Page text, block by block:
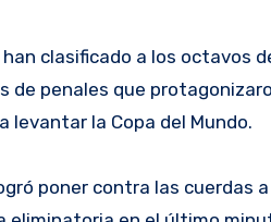
clasificado a los octavos
de penales que
levantar la Copa del Mundo.
poner contra las cuerdas